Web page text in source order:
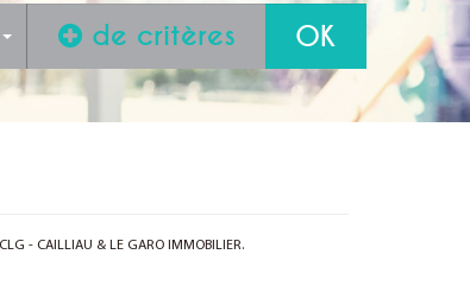
de critères
- CAILLIAU & LE GARO IMMOBILIER.